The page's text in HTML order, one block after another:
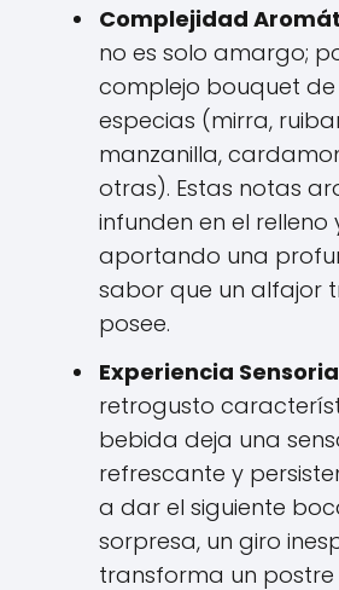
Complejidad
no es solo amargo;
complejo bouquet
especias (mirra,
manzanilla,
otras). Estas notas
infunden en el relleno
aportando una
sabor que un alfajor
posee.
Experiencia
retrogusto
bebida deja una
refrescante y
a dar el siguiente
sorpresa, un giro
transforma un